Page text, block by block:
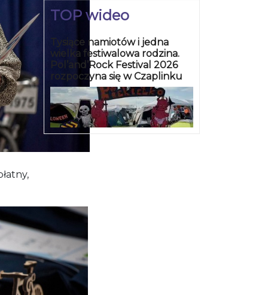
TOP wideo
Tysiące namiotów i jedna
wielka festiwalowa rodzina.
Pol’and’Rock Festival 2026
rozpoczyna się w Czaplinku